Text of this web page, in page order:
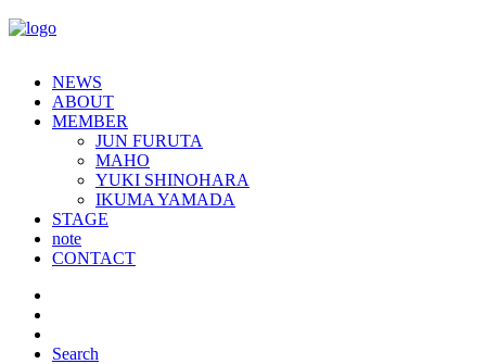
NEWS
ABOUT
MEMBER
JUN FURUTA
MAHO
YUKI SHINOHARA
IKUMA YAMADA
STAGE
note
CONTACT
Search